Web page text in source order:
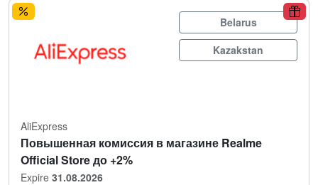
Belarus
Kazakstan
AliExpress
Повышенная комиссия в магазине Realme
Official Store до +2%
Expire 31.08.2026